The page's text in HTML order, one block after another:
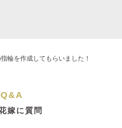
輪を作成してもらいました！
Q&A
嫁に質問